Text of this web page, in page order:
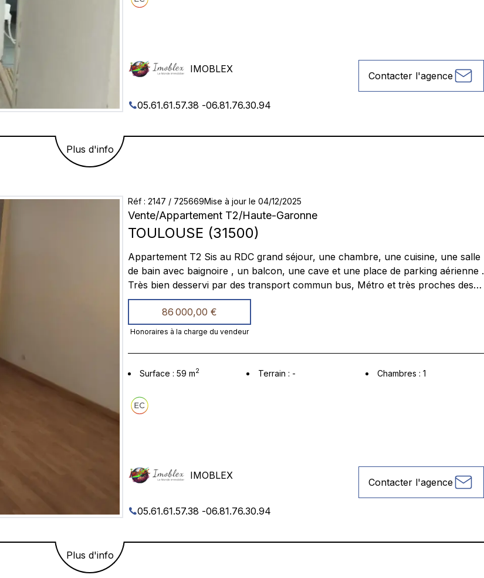
IMOBLEX
05.61.61.57.38 -06.81.76.30.94
Contacter l'agence
Plus d'info
Réf: 2147 / 725669Mise à jour le 04/12/2025
Vente/Appartement T2/Haute-Garonne
TOULOUSE (31500)
Appartement T2 Sis au RDC grand séjour, une chambre, une cuisine, une salle
de bain avec baignoire , un balcon, une cave et une place de parking aérienne .
Très bien desservi par des transport commun bus, Métro et très proches des
86 000,00 €
Honoraires à la charge du vendeur
Surface : 59 m2 Terrain : - Chambres : 1
IMOBLEX
05.61.61.57.38 -06.81.76.30.94
Contacter l'agence
Plus d'info